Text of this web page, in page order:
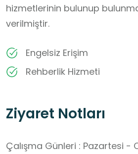
hizmetlerinin bulunup
verilmiştir.
Engelsiz Erişim
Rehberlik Hizmeti
Ziyaret Notları
Çalışma Günleri : Pazartesi -